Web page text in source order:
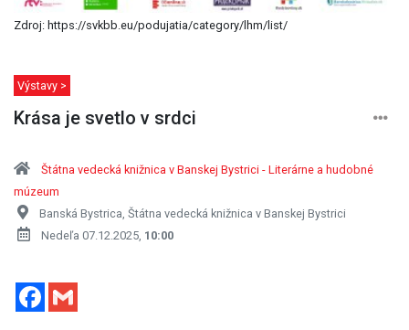
Zdroj: https://svkbb.eu/podujatia/category/lhm/list/
Výstavy >
Krása je svetlo v srdci
Štátna vedecká knižnica v Banskej Bystrici - Literárne a hudobné
múzeum
Banská Bystrica, Štátna vedecká knižnica v Banskej Bystrici
Nedeľa 07.12.2025, 10:00
Facebook